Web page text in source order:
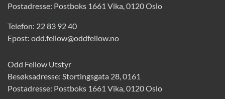
Postadresse: Postboks 1661 Vika, 0120 Oslo
Telefon: 22 83 92 40
Epost: odd.fellow@oddfellow.no
Odd Fellow Utstyr
Besøksadresse: Stortingsgata 28, 0161
Postadresse: Postboks 1661 Vika, 0120 Oslo